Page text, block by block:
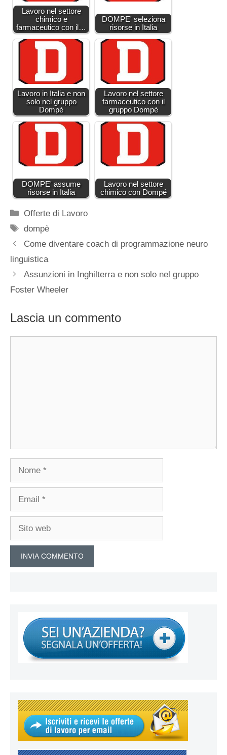
Lavoro nel settore
chimico e
farmaceutico con il…
DOMPE' seleziona
risorse in Italia
Lavoro in Italia e non
solo nel gruppo
Dompé
Lavoro nel settore
farmaceutico con il
gruppo Dompé
DOMPE' assume
risorse in Italia
Lavoro nel settore
chimico con Dompé
Categorie
Offerte di Lavoro
Tag
dompè
Come diventare coach di programmazione neuro
linguistica
Assunzioni in Inghilterra e non solo nel gruppo
Foster Wheeler
Lascia un commento
Nome
Email
Sito